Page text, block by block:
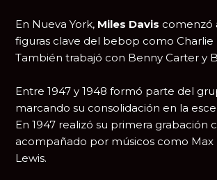
En Nueva York, Miles Davis comenzó
figuras clave del bebop comoCharlie
También trabajó con Benny Carter y
Entre 1947 y 1948 formó parte del
marcando su consolidación en la
En 1947 realizó su primera grabación
acompañado por músicos como Max
Lewis.